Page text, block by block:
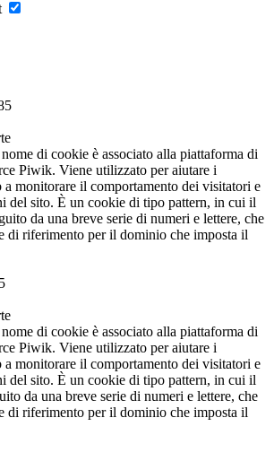
di cookie è associato alla piattaforma di
Piwik. Viene utilizzato per aiutare i
monitorare il comportamento dei visitatori e
del sito. È un cookie di tipo pattern, in cui il
da una breve serie di numeri e lettere, che
di riferimento per il dominio che imposta il
di cookie è associato alla piattaforma di
Piwik. Viene utilizzato per aiutare i
monitorare il comportamento dei visitatori e
del sito. È un cookie di tipo pattern, in cui il
da una breve serie di numeri e lettere, che
di riferimento per il dominio che imposta il